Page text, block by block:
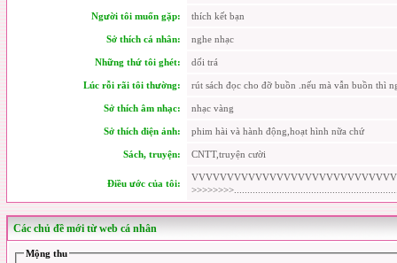
Người tôi muốn gặp: thích kết bạn
Sở thích cá nhân: nghe nhạc
Những thứ tôi ghét: dối trá
Lúc rỗi rãi tôi thường: rút sách đọc cho đỡ buồn .nếu mà vẫn buồn thì
Sở thích âm nhạc: nhạc vàng
Sở thích điện ảnh: phim hài và hành động,hoạt hình nữa chứ
Sách, truyện: CNTT,truyện cười
Điều ước của tôi:
Các chủ đề mới từ web cá nhân
Mộng thu